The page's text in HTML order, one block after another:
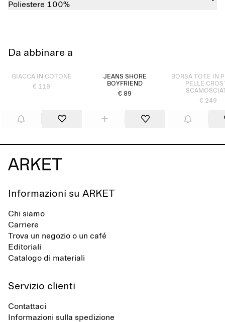
Poliestere 100%
Da abbinare a
GIACCA IN COTONE
€ 119
JEANS SHORE
BOYFRIEND
€ 89
BORSA TOTE IN
PELLE
€ 249
Informazioni su ARKET
Chi siamo
Carriere
Trova un negozio o un café
Editoriali
Catalogo di materiali
Servizio clienti
Contattaci
Informazioni sulla spedizione